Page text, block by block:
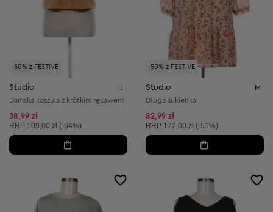
-50% z FESTIVE
Studio L
Damska koszula z krótkim rękawem
38,99 zł
Cena sugerowana:
RRP 109,00 zł (-64%)
-50% z FESTIVE
Studio M
Długa sukienka
82,99 zł
Cena sugerowana:
RRP 172,00 zł (-51%)